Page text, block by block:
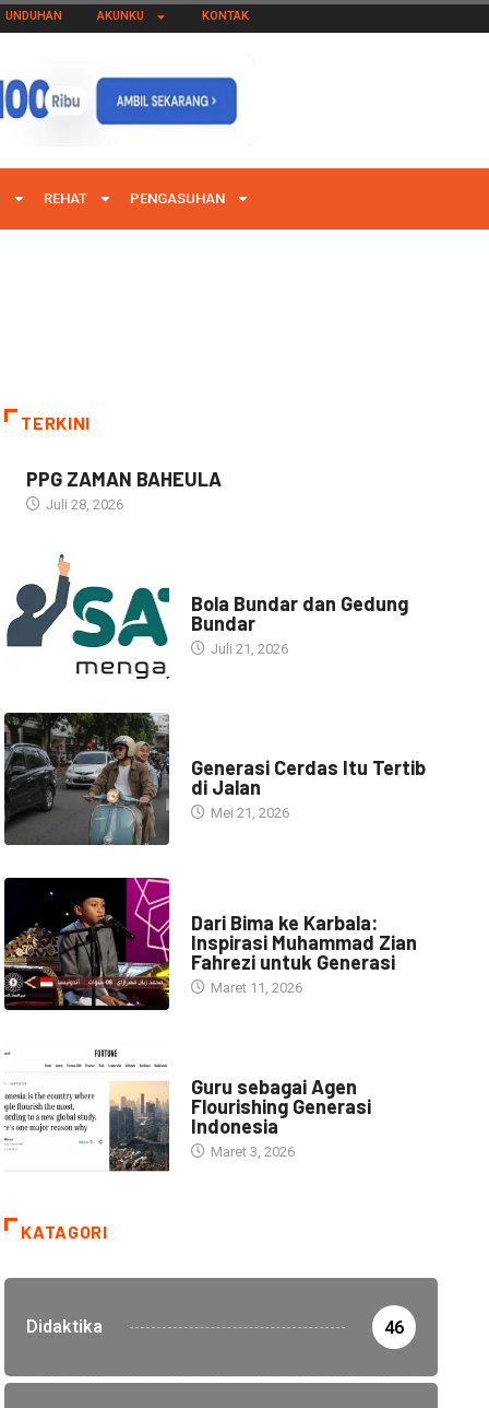
UNDUHAN AKUNKU KONTAK
REHAT PENGASUHAN
TERKINI
PPG ZAMAN BAHEULA
Juli 28, 2026
Bola Bundar dan Gedung
Bundar
Juli 21, 2026
Generasi Cerdas Itu Tertib
di Jalan
Mei 21, 2026
Dari Bima ke Karbala:
Inspirasi Muhammad Zian
Fahrezi untuk Generasi
Maret 11, 2026
Guru sebagai Agen
Flourishing Generasi
Indonesia
Maret 3, 2026
KATAGORI
Didaktika 46